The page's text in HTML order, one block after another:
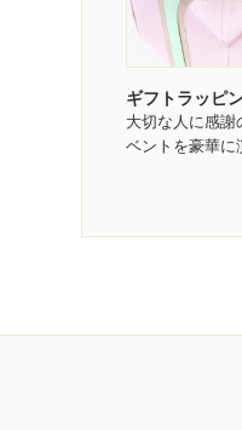
ギフトラッピ
大切な人に感謝
ベントを豪華に